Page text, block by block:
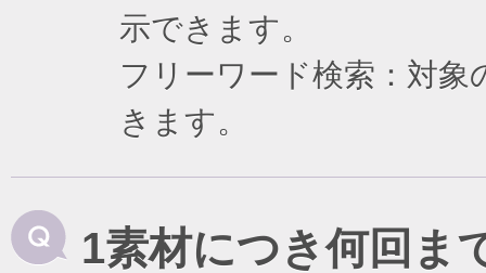
示できます。
フリーワード検索：対
きます。
1素材につき何回ま